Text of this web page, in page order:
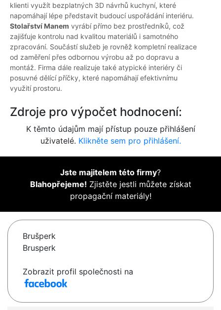
klienti využít bezplatných 3D návrhů kuchyní, které
napomáhají lépe představit budoucí uspořádání interiéru.
Stolařství Manem vyrábí přímo bez prostředníků, což
zajišťuje kontrolu nad kvalitou materiálů i samotného
zpracování. Součástí služeb je rovněž kompletní realizace
od zaměření přes odbornou výrobu až po dopravu a
montáž. Firma dále realizuje také atypické interiéry či
posuvné dělící příčky, které napomáhají efektivnímu
využití prostoru.
Zdroje pro výpočet hodnocení:
K těmto údajům mají přístup pouze přihlášení
uživatelé. Klikněte sem pro přihlášení.
Jste majitelem této firmy?
Blahopřejeme! Zjistěte jestli můžete získat
propagační materiály!
Brušperk
Brusperk
Zobrazit profil společnosti na